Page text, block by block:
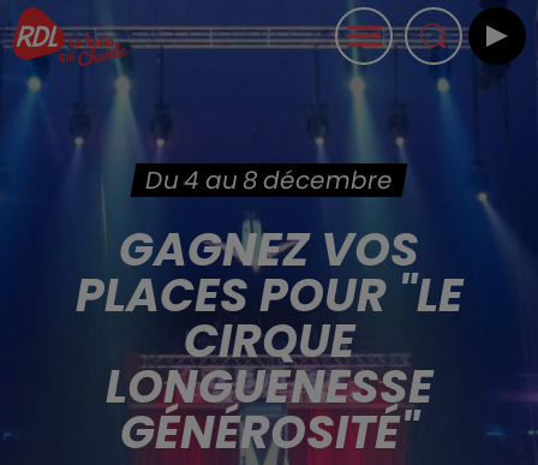
Du 4 au 8 décembre
GAGNEZ VOS
PLACES POUR "LE
CIRQUE
LONGUENESSE
GÉNÉROSITÉ"